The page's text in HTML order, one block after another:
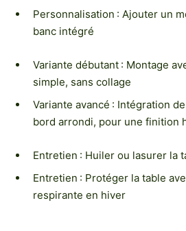
Personnalisation : Ajouter un
banc intégré
Variante débutant : Montage
simple, sans collage
Variante avancé : Intégration
bord arrondi, pour une finition
Entretien : Huiler ou lasurer la
Entretien : Protéger la table
respirante en hiver